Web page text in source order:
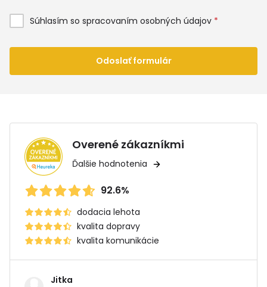
Súhlasím so spracovaním osobných údajov *
Odoslať formulár
Overené zákazníkmi
Ďalšie hodnotenia
92.6%
dodacia lehota
kvalita dopravy
kvalita komunikácie
Jitka